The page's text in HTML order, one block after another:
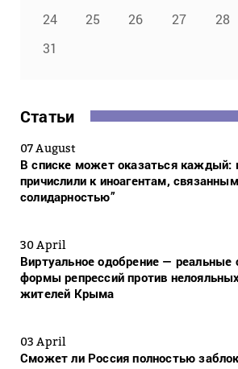
24
25 26 27 28
31
Статьи
07 August
В списке может оказаться каждый:
причислили к иноагентам,
солидарностью”
30 April
Виртуальное одобрение — реальные
формы репрессий против
жителей Крыма
03 April
Сможет ли Россия полностью